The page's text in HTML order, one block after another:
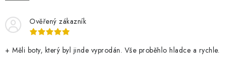
Ověřený zákazník
+ Měli boty, který byl jinde vyprodán. Vše proběhlo hladce a rychle.